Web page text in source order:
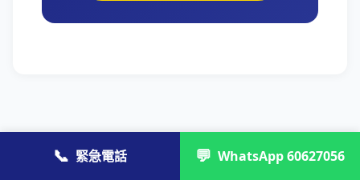
需要浴缸底部漏水維修服務？
📞 緊急電話 💬 WhatsApp 60627056